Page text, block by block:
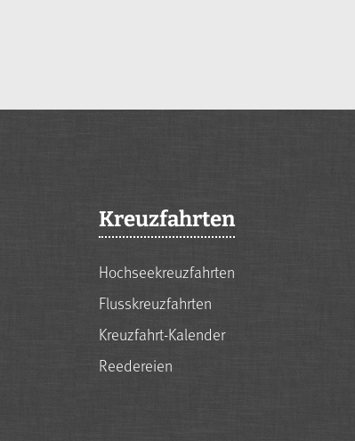
Kreuzfahrten
Hochseekreuzfahrten
Flusskreuzfahrten
Kreuzfahrt-Kalender
Reedereien